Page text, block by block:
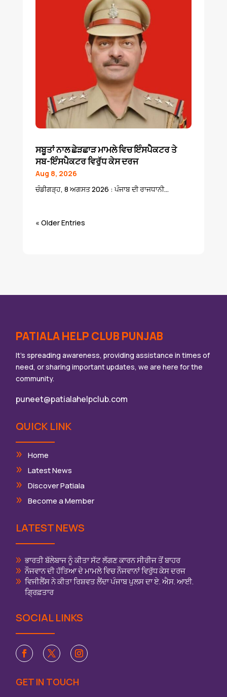
ਸਬੂਤਾਂ ਨਾਲ ਛੇੜਛਾੜ ਮਾਮਲੇ ਵਿਚ ਇੰਸਪੈਕਟਰ ਤੇ
ਸਬ-ਇੰਸਪੈਕਟਰ ਵਿਰੁੱਧ ਕੇਸ ਦਰਜ
Aug 8, 2026
ਚੰਡੀਗੜ੍ਹ, 8 ਅਗਸਤ 2026 : ਪੰਜਾਬ ਦੀ ਰਾਜਧਾਨੀ...
« Older Entries
PATIALA HELP CLUB PUNJAB
It’s spreading awareness, providing assistance in times of
need, or sharing important updates, we are here for the
community.
puneet@patialahelpclub.com
QUICK LINK
Home
Latest News
Discover Patiala
Become a Member
LATEST NEWS
ਭਾਰਤੀ ਬੱਲੇਬਾਜ ਨੂੰ ਕੀਤਾ ਸੱਟ ਲੱਗਣ ਕਾਰਨ ਸੀਰੀਜ ਤੋਂ ਬਾਹਰ
ਨੌਜਵਾਨ ਦੀ ਹੱਤਿਆ ਦੇ ਮਾਮਲੇ ਵਿਚ ਨੌਜਵਾਨਾਂ ਵਿਰੁੱਧ ਕੇਸ ਦਰਜ
ਵਿਜੀਲੈਂਸ ਨੇ ਕੀਤਾ ਰਿਸ਼ਵਤ ਲੈਂਦਾ ਪੰਜਾਬ ਪੁਲਸ ਦਾ ਏ. ਐਸ. ਆਈ.
ਗ੍ਰਿਫ਼ਤਾਰ
SOCIAL LINKS
GET IN TOUCH